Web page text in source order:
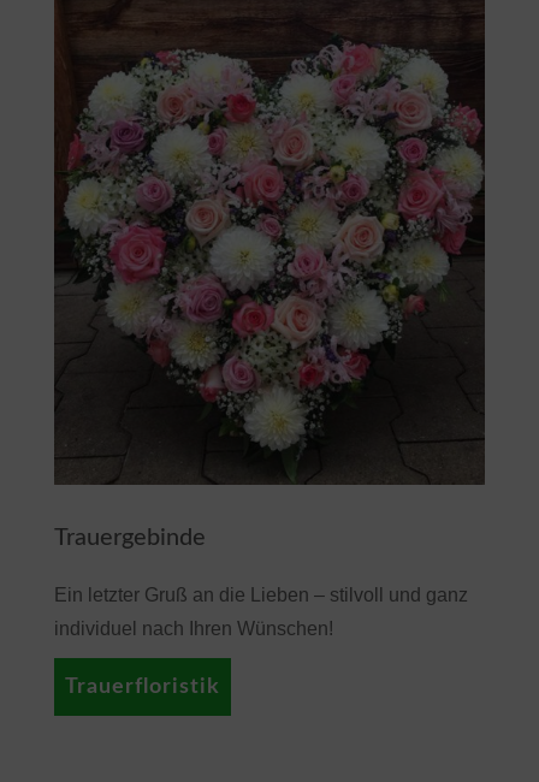
Trauergebinde
Ein letzter Gruß an die Lieben – stilvoll und ganz
individuel nach Ihren Wünschen!
Trauerfloristik